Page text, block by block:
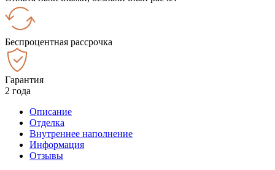
Беспроцентная рассрочка
Гарантия
2 года
Описание
Отделка
Внутреннее наполнение
Информация
Отзывы